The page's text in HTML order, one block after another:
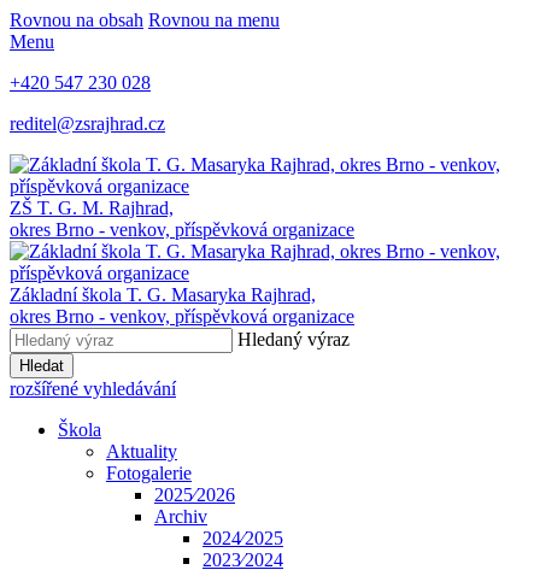
Rovnou na obsah Rovnou na menu
Menu
+420 547 230 028
reditel@zsrajhrad.cz
ZŠ T. G. M. Rajhrad,
okres Brno - venkov, příspěvková organizace
Základní škola T. G. Masaryka Rajhrad,
okres Brno - venkov, příspěvková organizace
Hledaný výraz
Hledat
rozšířené vyhledávání
Škola
Aktuality
Fotogalerie
2025⁄2026
Archiv
2024⁄2025
2023⁄2024